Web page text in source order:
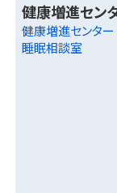
健康増進セン
健康増進センター
睡眠相談室